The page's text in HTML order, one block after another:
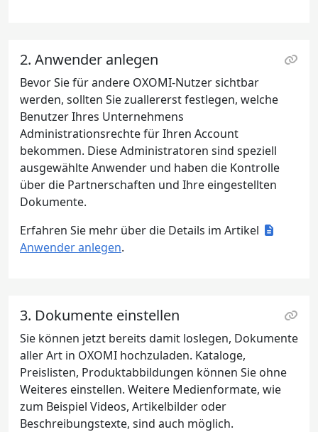
2. Anwender anlegen
Bevor Sie für andere OXOMI-Nutzer sichtbar
werden, sollten Sie zuallererst festlegen, welche
Benutzer Ihres Unternehmens
Administrationsrechte für Ihren Account
bekommen. Diese Administratoren sind speziell
ausgewählte Anwender und haben die Kontrolle
über die Partnerschaften und Ihre eingestellten
Dokumente.
Erfahren Sie mehr über die Details im Artikel
Anwender anlegen.
3. Dokumente einstellen
Sie können jetzt bereits damit loslegen, Dokumente
aller Art in OXOMI hochzuladen. Kataloge,
Preislisten, Produktabbildungen können Sie ohne
Weiteres einstellen. Weitere Medienformate, wie
zum Beispiel Videos, Artikelbilder oder
Beschreibungstexte, sind auch möglich.